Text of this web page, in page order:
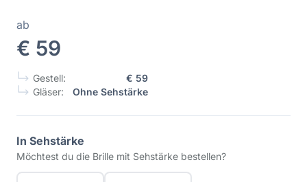
ab
€ 59
Gestell:
€ 59
Gläser:
Ohne Sehstärke
In Sehstärke
Möchtest du die Brille mit Sehstärke bestellen?